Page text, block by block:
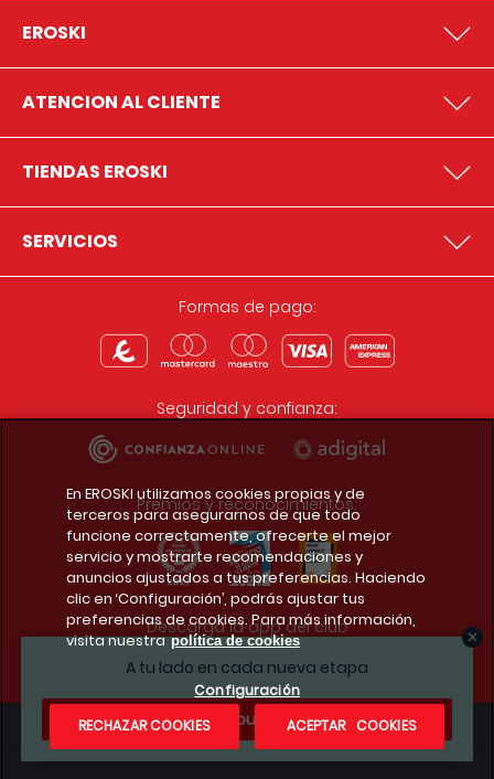
A tu lado en cada nueva etapa
¿Te apuntas?
EROSKI
ATENCION AL CLIENTE
TIENDAS EROSKI
SERVICIOS
Formas de pago:
Seguridad y confianza:
Premios y reconocimientos:
Descarga la app del club
Condiciones legales
En EROSKI utilizamos cookies propias y de
terceros para asegurarnos de que todo
funcione correctamente, ofrecerte el mejor
servicio y mostrarte recomendaciones y
anuncios ajustados a tus preferencias. Haciendo
clic en ‘Configuración’, podrás ajustar tus
preferencias de cookies. Para más información,
visita nuestra política de cookies
Configuración
RECHAZAR COOKIES
ACEPTAR COOKIES